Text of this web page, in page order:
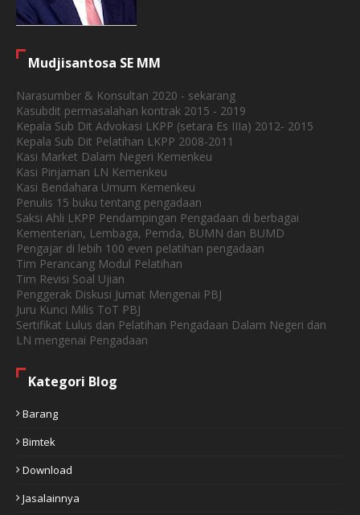
Mudjisantosa SE MM
Narasumber & Konsultan 2020 - sekarang
Kasubdit permasalahan kontrak 2015 - 2019
Kepala Sub Dit Advokasi LKPP (setara Es IIIa) 2012- 2015
Kepala Sub Dit Pelatihan LKPP 2008-2011
Kasi Market Dalam Negeri Kemenkeu
Kasi Pinjaman LN Kemenkeu
Kasi Bendahara Umum Kemenkeu
Penulis 15 buku tentang pengadaan
Saksi Ahli LKPP Pendampingan Pengadaan di berbagai
Kementerian, Lembaga, Pemda, BUMN dan BUMD
Pengajar di lebih 100 even pelatihan pengadaan
Tim Perancang Modul Pelatihan
Tim Revisi Soal Ujian
Penggerak Diskusi Jumat Mengenai PBJ
Juru Kunci Milis ToT PBJ
Sertifikat Lulus dan Pelatihan Pengadaan Dalam Negeri dan
LN mengenai Pengadaan
Kategori Blog
Barang
Bimtek
Download
Jasalainnya